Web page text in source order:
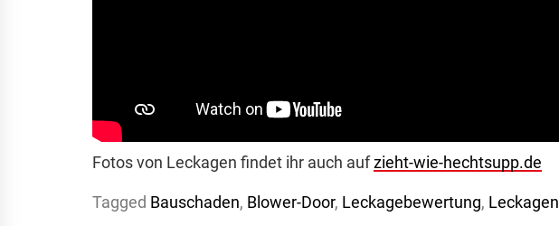
Fotos von Leckagen findet ihr auch aufzieht-wie-hechtsupp.de
Tagged Bauschaden, Blower-Door, Leckagebewertung, Leckagen